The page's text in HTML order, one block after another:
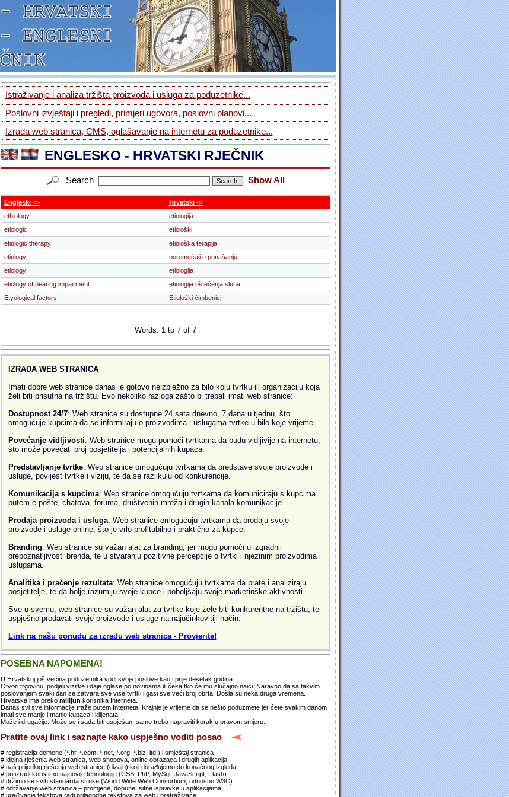
Istraživanje i analiza tržišta proizvoda i usluga za poduzetnike...
Poslovni izvještaji i pregledi, primjeri ugovora, poslovni planovi...
Izrada web stranica, CMS, oglašavanje na internetu za poduzetnike...
ENGLESKO - HRVATSKI RJEČNIK
Search Show All
Engleski <>
Hrvatski <>
ethiology
etiologija
etiologic
etiološki
etiologic therapy
etiološka terapija
etiology
poremećaji u ponašanju
etiology
etiologija
etiology of hearing impairment
etiologija oštećenja sluha
Etyological factors
Etiološki čimbenici
Words: 1 to 7 of 7
IZRADA WEB STRANICA
Imati dobre web stranice danas je gotovo neizbježno za bilo koju tvrtku ili organizaciju koja
želi biti prisutna na tržištu. Evo nekoliko razloga zašto bi trebali imati web stranice:
Dostupnost 24/7: Web stranice su dostupne 24 sata dnevno, 7 dana u tjednu, što
omogućuje kupcima da se informiraju o proizvodima i uslugama tvrtke u bilo koje vrijeme.
Povećanje vidljivosti: Web stranice mogu pomoći tvrtkama da budu vidljivije na internetu,
što može povećati broj posjetitelja i potencijalnih kupaca.
Predstavljanje tvrtke: Web stranice omogućuju tvrtkama da predstave svoje proizvode i
usluge, povijest tvrtke i viziju, te da se razlikuju od konkurencije.
Komunikacija s kupcima: Web stranice omogućuju tvrtkama da komuniciraju s kupcima
putem e-pošte, chatova, foruma, društvenih mreža i drugih kanala komunikacije.
Prodaja proizvoda i usluga: Web stranice omogućuju tvrtkama da prodaju svoje
proizvode i usluge online, što je vrlo profitabilno i praktično za kupce.
Branding: Web stranice su važan alat za branding, jer mogu pomoći u izgradnji
prepoznatljivosti brenda, te u stvaranju pozitivne percepcije o tvrtki i njezinim proizvodima i
uslugama.
Analitika i praćenje rezultata: Web stranice omogućuju tvrtkama da prate i analiziraju
posjetitelje, te da bolje razumiju svoje kupce i poboljšaju svoje marketinške aktivnosti.
Sve u svemu, web stranice su važan alat za tvrtke koje žele biti konkurentne na tržištu, te
uspješno prodavati svoje proizvode i usluge na najučinkovitiji način.
Link na našu ponudu za izradu web stranica - Provjerite!
POSEBNA NAPOMENA!
U Hrvatskoj još većina poduzetnika vodi svoje poslove kao i prije desetak godina.
Otvori trgovinu, podjeli vizitke i daje oglase po novinama ili čeka tko će mu slučajno naići. Naravno da sa takvim
poslovanjem svaki dan se zatvara sve više tvrtki i gasi sve veći broj obrta. Došla su neka druga vremena.
Hrvatska ima preko milijun korisnika Interneta.
Danas svi sve informacije traže putem Interneta. Krajnje je vrijeme da se nešto poduzmete jer ćete svakim danom
imati sve manje i manje kupaca i klijenata.
Može i drugačije. Može se i sada biti uspješan, samo treba napraviti korak u pravom smjeru.
Pratite ovaj link i saznajte kako uspješno voditi posao
# registracija domene (*.hr, *.com, *.net, *.org, *.biz, itd.) i smještaj stranica
# idejna rješenja web stranica, web shopova, online obrazaca i drugih aplikacija
# naš prijedlog rješenja web stranice (dizajn) koji dorađujemo do konačnog izgleda
# pri izradi koristimo najnovije tehnologije (CSS, PhP, MySql, JavaScript, Flash)
# držimo se svih standarda struke (World Wide Web Consortium, odnosno W3C)
# održavanje web stranica – promjene, dopune, sitne ispravke u aplikacijama
# uređivanje tekstova radi prilagodbe tekstova za web i pretraživače